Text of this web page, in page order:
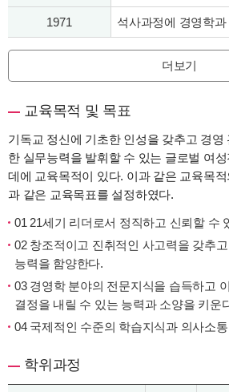
1971 석사과정에 경영학과
더보기
교육목적 및 목표
기독교 정신에 기초한 인성을 갖추고 경영
한 실무능력을 발휘할 수 있는 글로벌 여
데에 교육목적이 있다. 이과 같은 교육목
과 같은 교육목표를 설정하였다.
01 21세기 리더로서 정직하고 신뢰할 수
02 창조적이고 진취적인 사고력을 갖추
능력을 함양한다.
03 경영학 분야의 전문지식을 습득하고
결정을 내릴 수 있는 능력과 소양을 키운
04 국제적인 수준의 학습지식과 의사소
학위과정